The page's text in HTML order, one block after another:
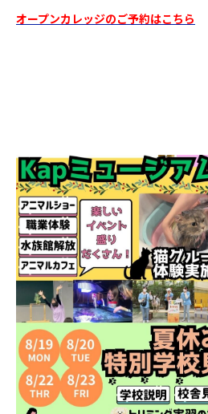
オープンカレッジのご予約はこちら